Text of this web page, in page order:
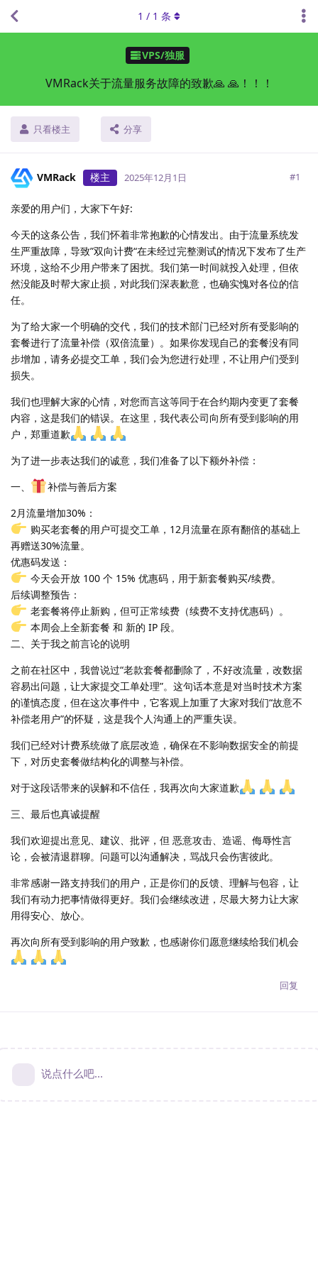
VPS/独服
VMRack关于流量服务故障的致歉🙏 🙏！！！
只看楼主 分享
1 / 1 条
VMRack 楼主 2025年12月1日 #1
亲爱的用户们，大家下午好:
今天的这条公告，我们怀着非常抱歉的心情发出。由于流量系统发
生严重故障，导致”双向计费“在未经过完整测试的情况下发布了生产
环境，这给不少用户带来了困扰。我们第一时间就投入处理，但依
然没能及时帮大家止损，对此我们深表歉意，也确实愧对各位的信
任。
为了给大家一个明确的交代，我们的技术部门已经对所有受影响的
套餐进行了流量补偿（双倍流量）。如果你发现自己的套餐没有同
步增加，请务必提交工单，我们会为您进行处理，不让用户们受到
损失。
我们也理解大家的心情，对您而言这等同于在合约期内变更了套餐
内容，这是我们的错误。在这里，我代表公司向所有受到影响的用
户，郑重道歉
为了进一步表达我们的诚意，我们准备了以下额外补偿：
一、
补偿与善后方案
2月流量增加30%：
购买老套餐的用户可提交工单，12月流量在原有翻倍的基础上
再赠送30%流量。
优惠码发送：
今天会开放 100 个 15% 优惠码，用于新套餐购买/续费。
后续调整预告：
老套餐将停止新购，但可正常续费（续费不支持优惠码）。
本周会上全新套餐 和 新的 IP 段。
二、关于我之前言论的说明
之前在社区中，我曾说过“老款套餐都删除了，不好改流量，改数据
容易出问题，让大家提交工单处理”。这句话本意是对当时技术方案
的谨慎态度，但在这次事件中，它客观上加重了大家对我们“故意不
补偿老用户”的怀疑，这是我个人沟通上的严重失误。
我们已经对计费系统做了底层改造，确保在不影响数据安全的前提
下，对历史套餐做结构化的调整与补偿。
对于这段话带来的误解和不信任，我再次向大家道歉
三、最后也真诚提醒
我们欢迎提出意见、建议、批评，但 恶意攻击、造谣、侮辱性言
论，会被清退群聊。问题可以沟通解决，骂战只会伤害彼此。
非常感谢一路支持我们的用户，正是你们的反馈、理解与包容，让
我们有动力把事情做得更好。我们会继续改进，尽最大努力让大家
用得安心、放心。
再次向所有受到影响的用户致歉，也感谢你们愿意继续给我们机会
回复
说点什么吧...